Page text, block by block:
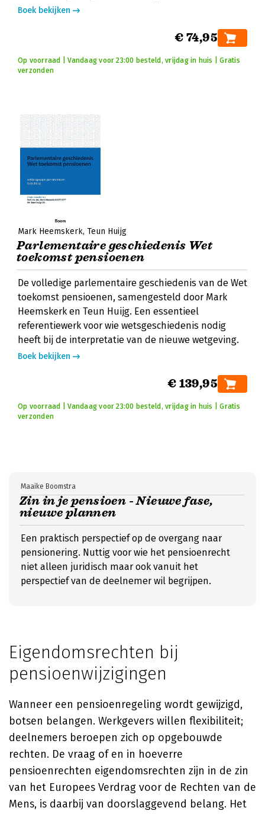
Boek bekijken
€ 74,95
Op voorraad | Vandaag voor 23:00 besteld, vrijdag in huis | Gratis
verzonden
Mark Heemskerk Teun Huijg
Parlementaire geschiedenis Wet
toekomst pensioenen
De volledige parlementaire geschiedenis van de Wet
toekomst pensioenen, samengesteld door Mark
Heemskerk en Teun Huijg. Een essentieel
referentiewerk voor wie wetsgeschiedenis nodig
heeft bij de interpretatie van de nieuwe wetgeving.
Boek bekijken
€ 139,95
Op voorraad | Vandaag voor 23:00 besteld, vrijdag in huis | Gratis
verzonden
Zin in je pensioen - Nieuwe fase,
nieuwe plannen
Maaike Boomstra
Een praktisch perspectief op de overgang naar
pensionering. Nuttig voor wie het pensioenrecht
niet alleen juridisch maar ook vanuit het
perspectief van de deelnemer wil begrijpen.
Eigendomsrechten bij
pensioenwijzigingen
Wanneer een pensioenregeling wordt gewijzigd,
botsen belangen. Werkgevers willen flexibiliteit;
deelnemers beroepen zich op opgebouwde
rechten. De vraag of en in hoeverre
pensioenrechten eigendomsrechten zijn in de zin
van het Europees Verdrag voor de Rechten van de
Mens, is daarbij van doorslaggevend belang. Het